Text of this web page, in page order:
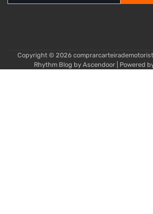
for:
Copyright © 2026
Rhythm Blog by Ascendoor | Powered